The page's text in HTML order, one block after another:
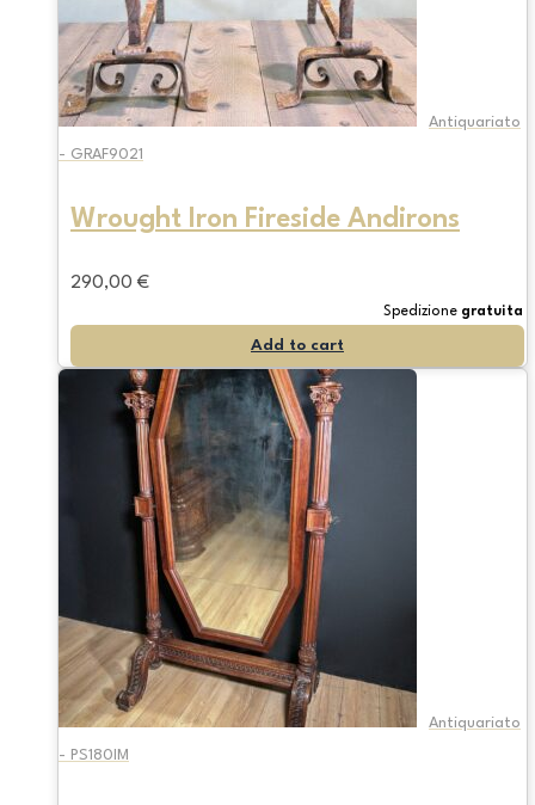
Antiquariato
- GRAF9021
Wrought Iron Fireside Andirons
290,00 €
Spedizione gratuita
Add to cart
Antiquariato
- PS180IM